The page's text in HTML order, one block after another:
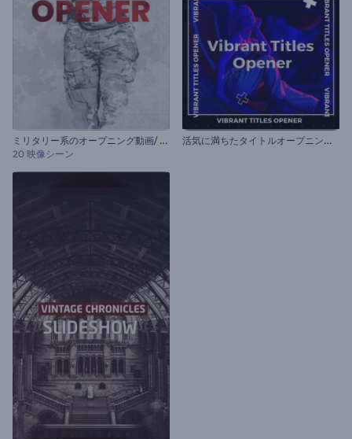
ミ
リタリー系のオープニング動画/ 勝利の日
20 映像シーン
活
気に満ちたタイトルオープニング動画